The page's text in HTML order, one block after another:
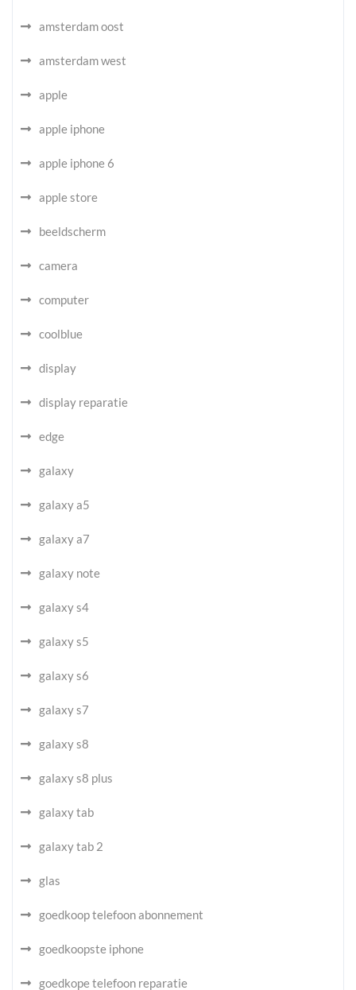
amsterdam oost
amsterdam west
apple
apple iphone
apple iphone 6
apple store
beeldscherm
camera
computer
coolblue
display
display reparatie
edge
galaxy
galaxy a5
galaxy a7
galaxy note
galaxy s4
galaxy s5
galaxy s6
galaxy s7
galaxy s8
galaxy s8 plus
galaxy tab
galaxy tab 2
glas
goedkoop telefoon abonnement
goedkoopste iphone
goedkope telefoon reparatie